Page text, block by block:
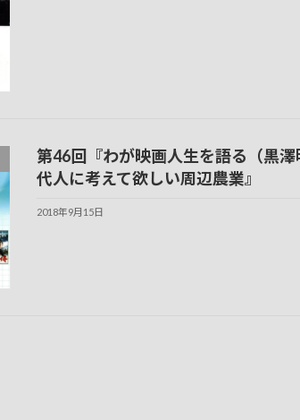
第46回『わが映画人生を語る（黒
代人に考えて欲しい周辺農業』
2018年9月15日